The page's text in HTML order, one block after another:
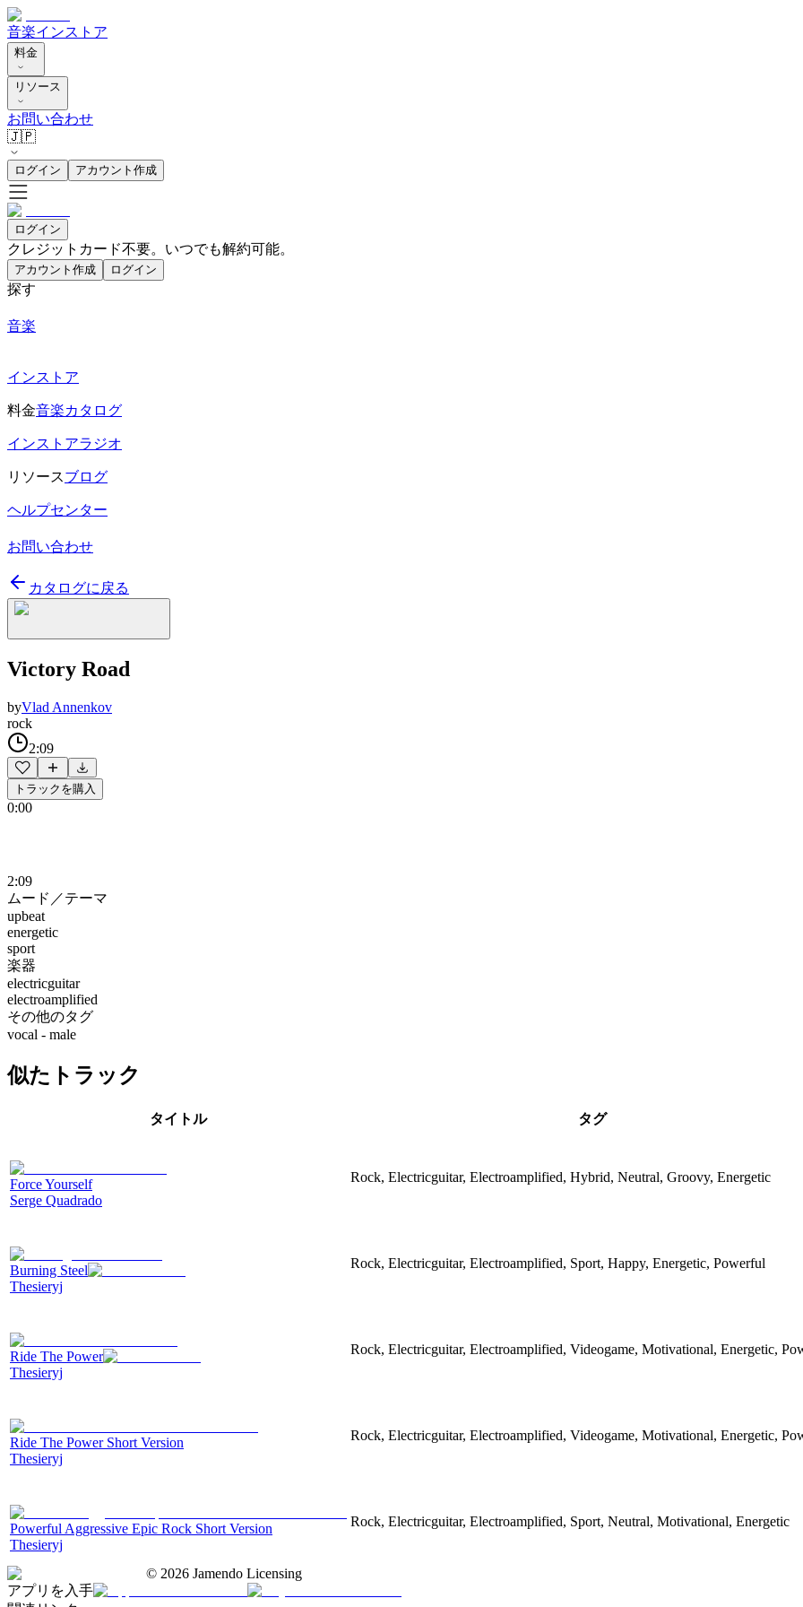
音楽インストア
料金
リソース
お問い合わせ
🇯🇵
ログイン アカウント作成
ログイン
クレジットカード不要。いつでも解約可能。
アカウント作成 ログイン
探す
音楽
インストア
料金音楽カタログ
インストアラジオ
リソースブログ
ヘルプセンター
お問い合わせ
カタログに戻る
Victory Road
byVlad Annenkov
rock
2:09
トラックを購入
0:00
2:09
ムード／テーマ
upbeat
energetic
sport
楽器
electricguitar
electroamplified
その他のタグ
vocal - male
似たトラック
タイトル タグ
Force Yourself
Serge Quadrado
Rock, Electricguitar, Electroamplified, Hybrid, Neutral, Groovy, Energetic
Burning Steel
Thesieryj
Rock, Electricguitar, Electroamplified, Sport, Happy, Energetic, Powerful
Ride The Power
Thesieryj
Rock, Electricguitar, Electroamplified, Videogame, Motivational, Energetic,
Ride The Power Short Version
Thesieryj
Rock, Electricguitar, Electroamplified, Videogame, Motivational, Energetic,
Powerful Aggressive Epic Rock Short Version
Thesieryj
Rock, Electricguitar, Electroamplified, Sport, Neutral, Motivational, Energetic
© 2026 Jamendo Licensing
アプリを入手